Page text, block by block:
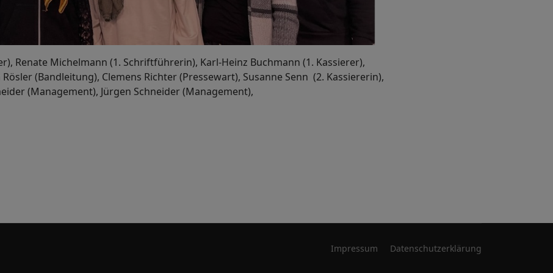
Renate Michelmann (1. Schriftführerin), Karl-Heinz Buchmann (1. Kassierer),
(Bandleitung), Clemens Richter (Pressewart), Susanne Senn (2. Kassiererin),
(Management), Jürgen Schneider (Management),
Impressum Datenschutzerklärung